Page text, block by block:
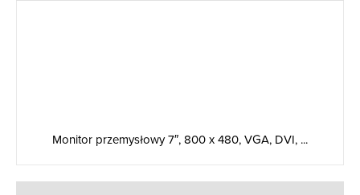
Monitor przemysłowy 7″, 800 x 480, VGA, DVI, ...